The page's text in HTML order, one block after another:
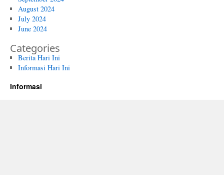
August 2024
July 2024
June 2024
Categories
Berita Hari Ini
Informasi Hari Ini
Informasi